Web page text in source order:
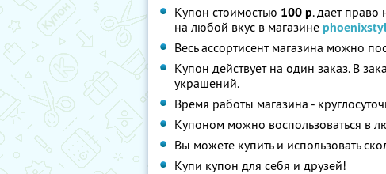
Купон стоимостью 100 р. дает право
на любой вкус в магазине
Весь ассортисент магазина можно
Купон действует на один заказ. В
украшений.
Время работы магазина -
Купоном можно воспользоваться в
Вы можете купить и использовать
Купи купон для себя и друзей!